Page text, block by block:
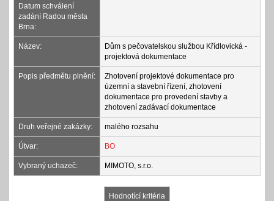
Datum schválení
zadání Radou města
Brna:
Název:
Dům s pečovatelskou službou Křídlovická -
projektová dokumentace
Popis předmětu plnění:
Zhotovení projektové dokumentace pro
územní a stavební řízení, zhotovení
dokumentace pro provedení stavby a
zhotovení zadávací dokumentace
Druh veřejné zakázky: malého rozsahu
Útvar: BO
Vybraný uchazeč: MIMOTO, s.r.o.
Hodnotící kritéria